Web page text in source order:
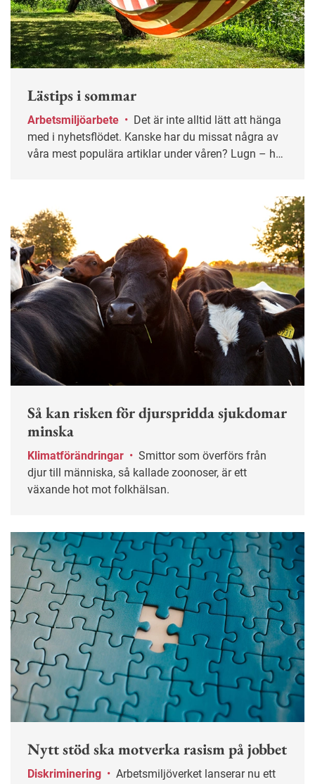
Lästips i sommar
Arbetsmiljöarbete •
med i nyhetsflödet. Kanske har du missat några av
våra mest populära artiklar under våren? Lugn – här
Så kan risken för djurspridda sjukdomar
minska
Klimatförändringar •
djur till människa, så kallade zoonoser, är ett
växande hot mot folkhälsan.
Nytt stöd ska motverka rasism på jobbet
Diskriminering •